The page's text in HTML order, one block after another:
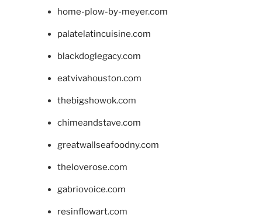
home-plow-by-meyer.com
palatelatincuisine.com
blackdoglegacy.com
eatvivahouston.com
thebigshowok.com
chimeandstave.com
greatwallseafoodny.com
theloverose.com
gabriovoice.com
resinflowart.com